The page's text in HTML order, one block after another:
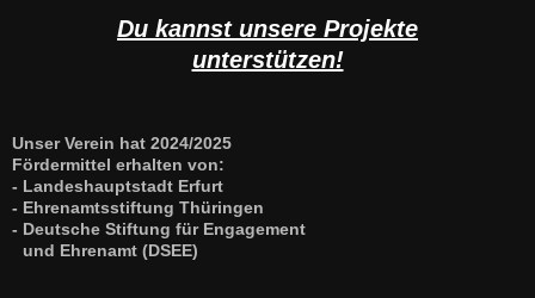
Du kannst unsere Projekte
unterstützen!
Unser Verein hat 2024/2025
Fördermittel erhalten von:
- Landeshauptstadt Erfurt
- Ehrenamtsstiftung Thüringen
- Deutsche Stiftung für Engagement
und Ehrenamt (DSEE)